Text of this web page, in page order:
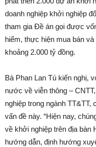
doanh nghiệp khởi nghiệp
tham gia Đề án gọi được
hiểm, thực hiện mua bán
khoảng 2.000 tỷ đồng.
Bà Phan Lan Tú kiến nghị,
nước về viễn thông –
nghiệp trong ngành
vấn đề này. “Hiện nay,
về khởi nghiệp trên địa
hướng dẫn, định hướng